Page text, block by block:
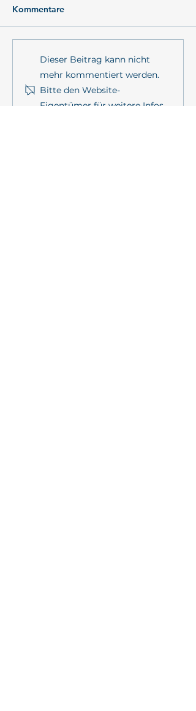
Konzeptionelles
Hintergrundpaper zu
„Promoting coastal
resilience through
Kommentare
Dieser Beitrag kann nicht
mehr kommentiert werden.
Bitte den Website-
Eigentümer für weitere Infos